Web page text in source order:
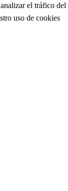
el tráfico del
uso de cookies